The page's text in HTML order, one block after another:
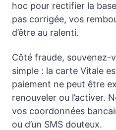
hoc pour rectifier la
pas corrigée, vos
d’être au ralenti.
Côté fraude, souvenez-
simple : la carte Vitale
paiement ne peut être
renouveler ou l’activer.
vos coordonnées
ou d’un SMS douteux.